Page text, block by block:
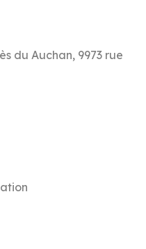
du Auchan, 9973 rue